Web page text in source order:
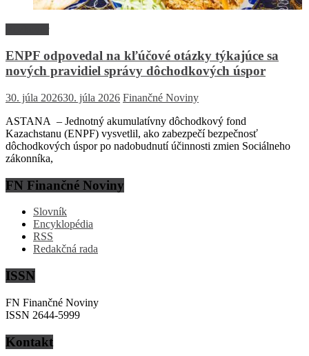
ENPF odpovedal na kľúčové otázky týkajúce sa
nových pravidiel správy dôchodkových úspor
30. júla 202630. júla 2026 Finančné Noviny
ASTANA – Jednotný akumulatívny dôchodkový fond
Kazachstanu (ENPF) vysvetlil, ako zabezpečí bezpečnosť
dôchodkových úspor po nadobudnutí účinnosti zmien Sociálneho
zákonníka,
FN Finančné Noviny
Slovník
Encyklopédia
RSS
Redakčná rada
ISSN
FN Finančné Noviny
ISSN 2644-5999
Kontakt